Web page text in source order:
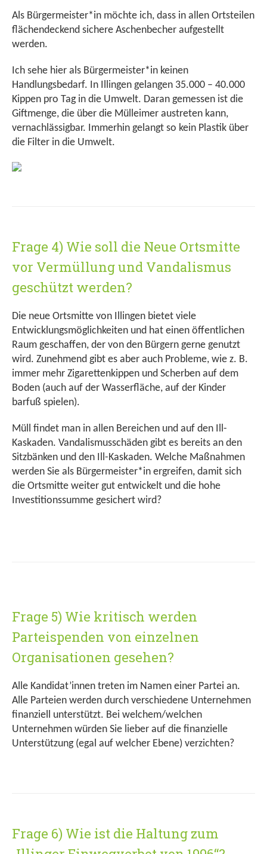
Als Bürgermeister*in möchte ich, dass in allen Ortsteilen
flächendeckend sichere Aschenbecher aufgestellt
werden.
Ich sehe hier als Bürgermeister*in keinen
Handlungsbedarf. In Illingen gelangen 35.000 – 40.000
Kippen pro Tag in die Umwelt. Daran gemessen ist die
Giftmenge, die über die Mülleimer austreten kann,
vernachlässigbar. Immerhin gelangt so kein Plastik über
die Filter in die Umwelt.
Frage 4) Wie soll die Neue Ortsmitte
vor Vermüllung und Vandalismus
geschützt werden?
Die neue Ortsmitte von Illingen bietet viele
Entwicklungsmöglichkeiten und hat einen öffentlichen
Raum geschaffen, der von den Bürgern gerne genutzt
wird. Zunehmend gibt es aber auch Probleme, wie z. B.
immer mehr Zigarettenkippen und Scherben auf dem
Boden (auch auf der Wasserfläche, auf der Kinder
barfuß spielen).
Müll findet man in allen Bereichen und auf den Ill-
Kaskaden. Vandalismusschäden gibt es bereits an den
Sitzbänken und den Ill-Kaskaden. Welche Maßnahmen
werden Sie als Bürgermeister*in ergreifen, damit sich
die Ortsmitte weiter gut entwickelt und die hohe
Investitionssumme gesichert wird?
Frage 5) Wie kritisch werden
Parteispenden von einzelnen
Organisationen gesehen?
Alle Kandidat’innen treten im Namen einer Partei an.
Alle Parteien werden durch verschiedene Unternehmen
finanziell unterstützt. Bei welchem/welchen
Unternehmen würden Sie lieber auf die finanzielle
Unterstützung (egal auf welcher Ebene) verzichten?
Frage 6) Wie ist die Haltung zum